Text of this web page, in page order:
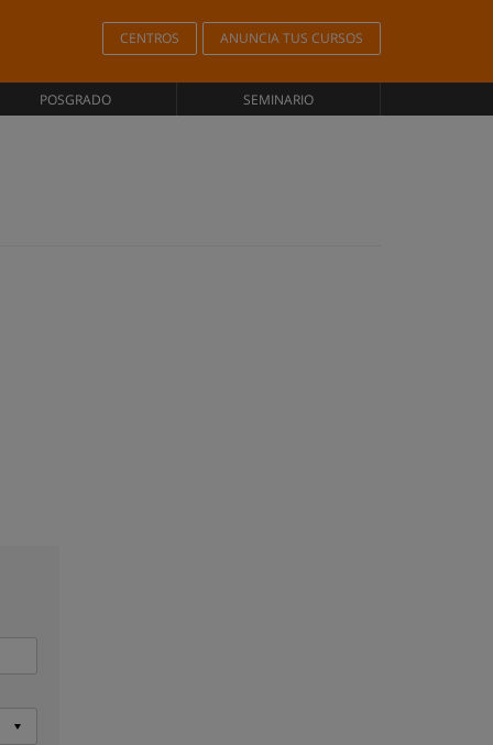
CENTROS ANUNCIA TUS CURSOS
POSGRADO SEMINARIO